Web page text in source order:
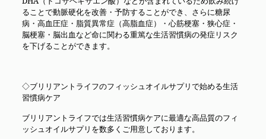
ることで動脈硬化を改善・予防することができ、さらに糖尿
病・高血圧症・脂質異常症（高脂血症）・心筋梗塞・狭心症・
脳梗塞・脳出血など命に関わる重篤な生活習慣病の発症リスク
を下げることができます。
◇ブリリアントライフのフィッシュオイルサプリで始める生活
習慣病ケア
ブリリアントライフでは生活習慣病ケアに最適な高品質のフィ
ッシュオイルサプリを数多くご用意しております。